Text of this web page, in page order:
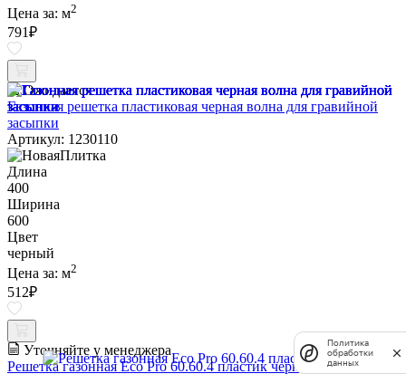
Цена за: м2
791₽
Ожидается
Газонная решетка пластиковая черная волна для гравийной
засыпки
Артикул: 1230110
Длина
400
Ширина
600
Цвет
черный
Цена за: м2
512₽
Уточняйте у менеджера
Решетка газонная Eco Pro 60.60.4 пластик черная
Политика
обработки
данных